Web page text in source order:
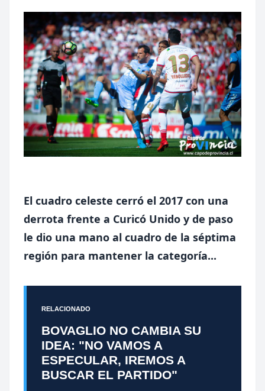
El cuadro celeste cerró el 2017 con una
derrota frente a Curicó Unido y de paso
le dio una mano al cuadro de la séptima
región para mantener la categoría...
RELACIONADO
BOVAGLIO NO CAMBIA SU
IDEA: "NO VAMOS A
ESPECULAR, IREMOS A
BUSCAR EL PARTIDO"